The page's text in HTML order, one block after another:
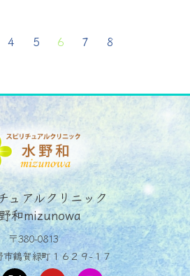
4 5 6 7 8
ュアルクリニック
和mizunowa
〒380-0813
鶴賀緑町１６２９−１７